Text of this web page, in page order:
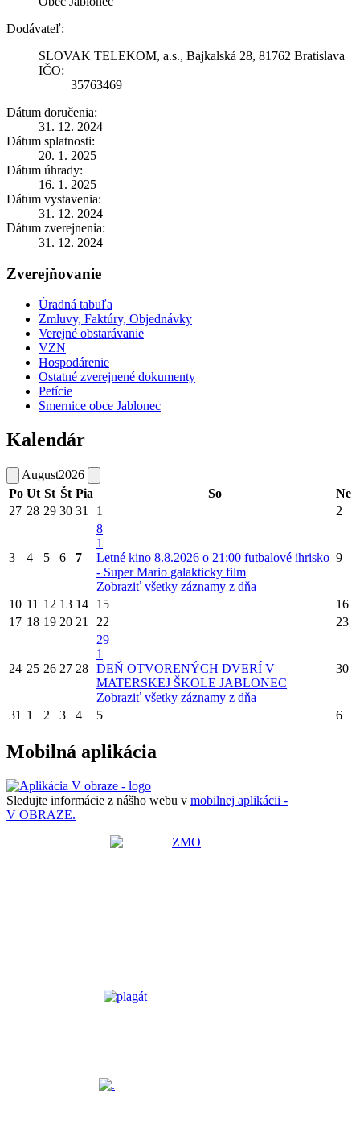
Dodávateľ:
SLOVAK TELEKOM, a.s., Bajkalská 28, 81762 Bratislava
IČO:
35763469
Dátum doručenia:
31. 12. 2024
Dátum splatnosti:
20. 1. 2025
Dátum úhrady:
16. 1. 2025
Dátum vystavenia:
31. 12. 2024
Dátum zverejnenia:
31. 12. 2024
Zverejňovanie
Úradná tabuľa
Zmluvy, Faktúry, Objednávky
Verejné obstarávanie
VZN
Hospodárenie
Ostatné zverejnené dokumenty
Petície
Smernice obce Jablonec
Kalendár
August2026
Po Ut St Št Pia So
Ne
27 28 29 30 31 1 2
3 4 5 6 7
8
1
Letné kino 8.8.2026 o 21:00 futbalové ihrisko
- Super Mario galakticky film
Zobraziť všetky záznamy z dňa
9
10 11 12 13 14 15
16
17 18 19 20 21 22 23
24 25 26 27 28
29
1
DEŇ OTVORENÝCH DVERÍ V
MATERSKEJ ŠKOLE JABLONEC
Zobraziť všetky záznamy z dňa
30
31 1 2 3 4 5 6
Mobilná aplikácia
Sledujte informácie z nášho webu v mobilnej aplikácii -
V OBRAZE.